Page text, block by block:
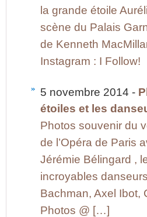
la grande étoile
scène du Palais
de Kenneth
Instagram : I Follow!
5 novembre 2014 -
étoiles et les
Photos souvenir du
de l’Opéra de Paris
Jérémie Bélingard ,
incroyables
Bachman, Axel Ibot,
Photos @ […]